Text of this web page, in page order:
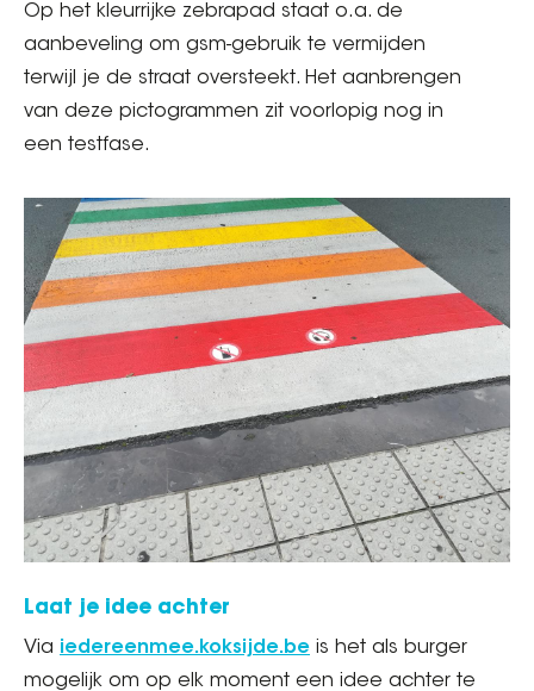
Op het kleurrijke zebrapad staat o.a. de
aanbeveling om gsm-gebruik te vermijden
terwijl je de straat oversteekt. Het aanbrengen
van deze pictogrammen zit voorlopig nog in
een testfase.
Laat je idee achter
Via iedereenmee.koksijde.be is het als burger
mogelijk om op elk moment een idee achter te